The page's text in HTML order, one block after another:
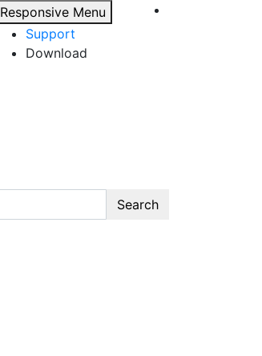
Responsive Menu
Support
Download
Search